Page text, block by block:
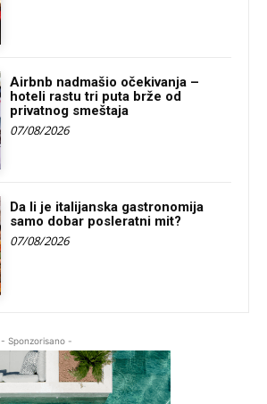
Airbnb nadmašio očekivanja –
hoteli rastu tri puta brže od
privatnog smeštaja
07/08/2026
Da li je italijanska gastronomija
samo dobar posleratni mit?
07/08/2026
- Sponzorisano -